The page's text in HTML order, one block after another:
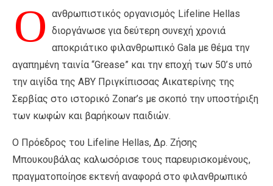
Ο ανθρωπιστικός οργανισμός Lifeline Hellas
διοργάνωσε για δεύτερη συνεχή χρονιά
αποκριάτικο φιλανθρωπικό Gala με θέμα την
αγαπημένη ταινία “Grease” και την εποχή των 50’s υπό
την αιγίδα της ΑΒΥ Πριγκίπισσας Αικατερίνης της
Σερβίας στο ιστορικό Zonar’s με σκοπό την υποστήριξη
των κωφών και βαρήκοων παιδιών.
Ο Πρόεδρος του Lifeline Hellas, Δρ. Ζήσης
Μπουκουβάλας καλωσόρισε τους παρευρισκομένους,
πραγματοποίησε εκτενή αναφορά στο φιλανθρωπικό